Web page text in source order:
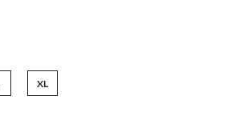
XL